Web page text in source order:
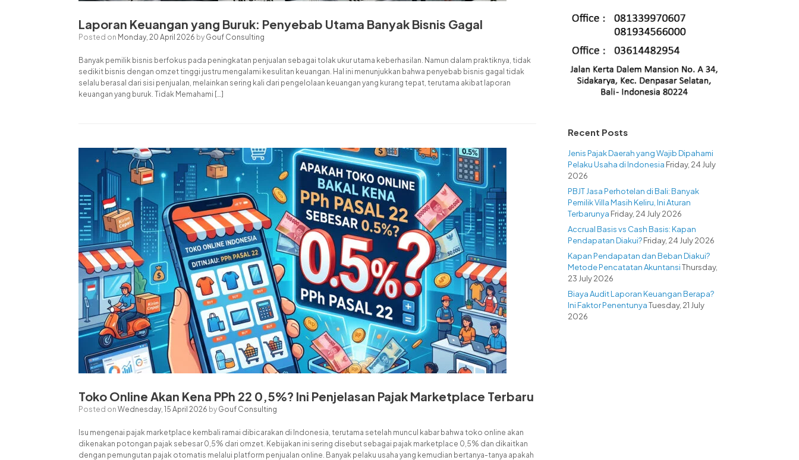
Laporan Keuangan yang Buruk: Penyebab Utama Banyak Bisnis Gagal
Posted on Monday, 20 April 2026 by Gouf Consulting
Banyak pemilik bisnis berfokus pada peningkatan penjualan sebagai tolak ukur utama keberhasilan. Namun dalam praktiknya, tidak
sedikit bisnis dengan omzet tinggi justru mengalami kesulitan keuangan. Hal ini menunjukkan bahwa penyebab bisnis gagal tidak
selalu berasal dari sisi penjualan, melainkan sering kali dari pengelolaan keuangan yang kurang tepat, terutama akibat laporan
keuangan yang buruk. Tidak Memahami […]
Toko Online Akan Kena PPh 22 0,5%? Ini Penjelasan Pajak Marketplace Terbaru
Posted on Wednesday, 15 April 2026 by Gouf Consulting
Isu mengenai pajak marketplace kembali ramai dibicarakan di Indonesia, terutama setelah muncul kabar bahwa toko online akan
dikenakan potongan pajak sebesar 0,5% dari omzet. Kebijakan ini sering disebut sebagai pajak marketplace 0,5% dan dikaitkan
dengan pemungutan pajak otomatis melalui platform penjualan online. Banyak pelaku usaha yang kemudian bertanya-tanya apakah
Recent Posts
Jenis Pajak Daerah yang Wajib Dipahami
Pelaku Usaha di Indonesia Friday, 24 July
2026
PBJT Jasa Perhotelan di Bali: Banyak
Pemilik Villa Masih Keliru, Ini Aturan
Terbarunya Friday, 24 July 2026
Accrual Basis vs Cash Basis: Kapan
Pendapatan Diakui?Friday, 24 July 2026
Kapan Pendapatan dan Beban Diakui?
Metode Pencatatan Akuntansi Thursday,
23 July 2026
Biaya Audit Laporan Keuangan Berapa?
Ini Faktor Penentunya Tuesday, 21 July
2026